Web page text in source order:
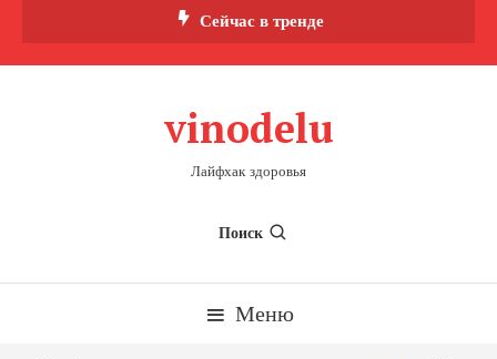
Сейчас в тренде
vinodelu
Лайфхак здоровья
Поиск
Меню